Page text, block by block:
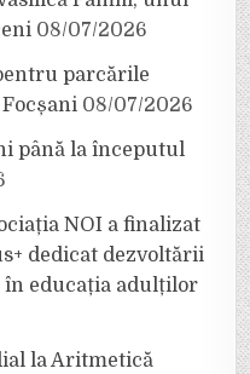
08/07/2026
parcările
08/07/2026
până la începutul
NOI a finalizat
dedicat dezvoltării
educația adulților
la Aritmetică